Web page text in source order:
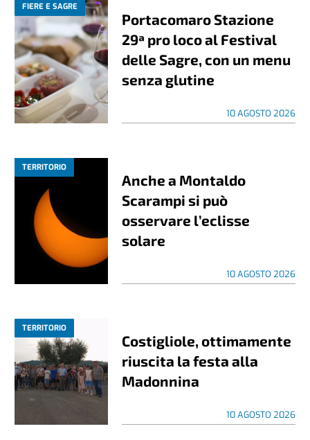
FIERE E SAGRE
Portacomaro Stazione
29ª pro loco al Festival
delle Sagre, con un menu
senza glutine
10 AGOSTO 2026
TERRITORIO
Anche a Montaldo
Scarampi si può
osservare l’eclisse
solare
10 AGOSTO 2026
TERRITORIO
Costigliole, ottimamente
riuscita la festa alla
Madonnina
10 AGOSTO 2026